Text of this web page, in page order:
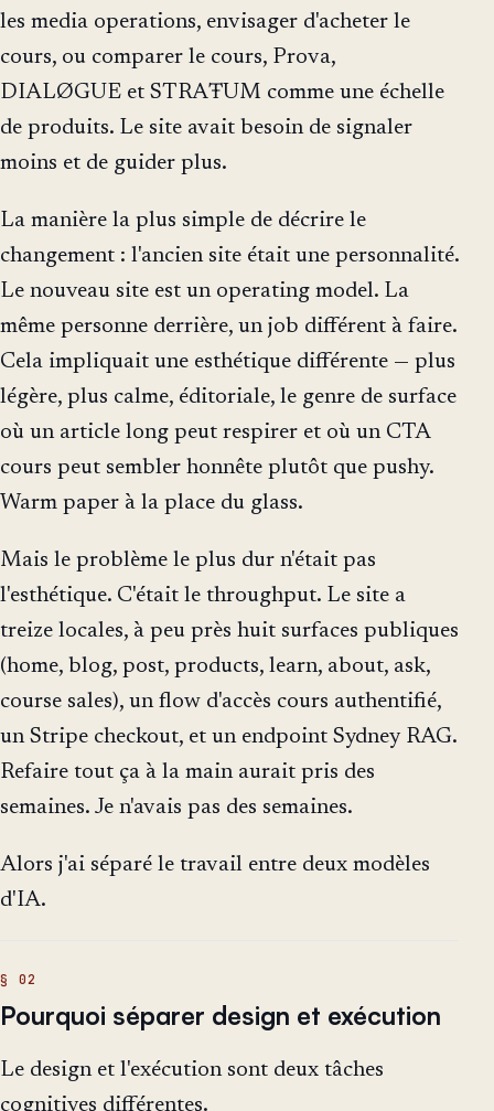
les media operations, envisager d'acheter le
cours, ou comparer le cours, Prova,
DIALØGUE et STRAŦUM comme une échelle
de produits. Le site avait besoin de signaler
moins et de guider plus.
La manière la plus simple de décrire le
changement : l'ancien site était une personnalité.
Le nouveau site est un operating model. La
même personne derrière, un job différent à faire.
Cela impliquait une esthétique différente — plus
légère, plus calme, éditoriale, le genre de surface
où un article long peut respirer et où un CTA
cours peut sembler honnête plutôt que pushy.
Warm paper à la place du glass.
Mais le problème le plus dur n'était pas
l'esthétique. C'était le throughput. Le site a
treize locales, à peu près huit surfaces publiques
(home, blog, post, products, learn, about, ask,
course sales), un flow d'accès cours authentifié,
un Stripe checkout, et un endpoint Sydney RAG.
Refaire tout ça à la main aurait pris des
semaines. Je n'avais pas des semaines.
Alors j'ai séparé le travail entre deux modèles
d'IA.
Pourquoi séparer design et exécution
Le design et l'exécution sont deux tâches
cognitives différentes.